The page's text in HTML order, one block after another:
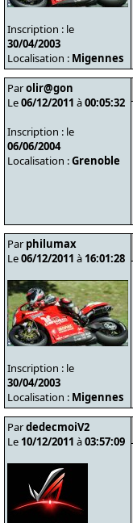
Inscription : le
30/04/2003
Localisation : Migennes
Parolir@gon
Le06/12/2011 à00:05:32
Inscription : le
06/06/2004
Localisation :Grenoble
Par philumax
Le06/12/2011 à 16:01:28
Inscription : le
30/04/2003
Localisation : Migennes
PardedecmoiV2
Le 10/12/2011 à03:57:09